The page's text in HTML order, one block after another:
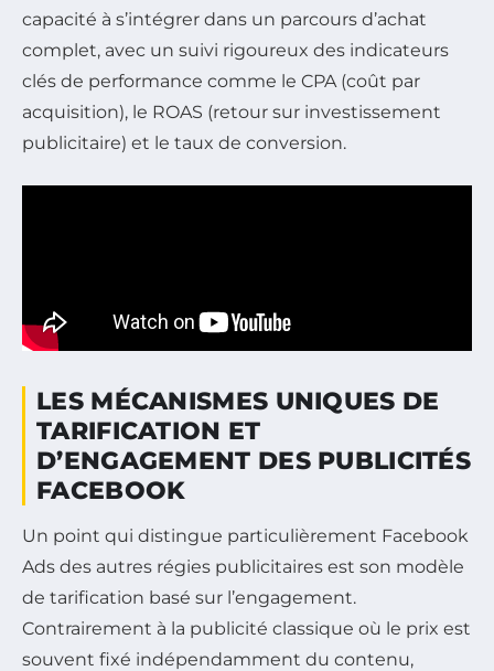
capacité à s’intégrer dans un parcours d’achat
complet, avec un suivi rigoureux des indicateurs
clés de performance comme le CPA (coût par
acquisition), le ROAS (retour sur investissement
publicitaire) et le taux de conversion.
LES MÉCANISMES UNIQUES DE
TARIFICATION ET
D’ENGAGEMENT DES PUBLICITÉS
FACEBOOK
Un point qui distingue particulièrement Facebook
Ads des autres régies publicitaires est son modèle
de tarification basé sur l’engagement.
Contrairement à la publicité classique où le prix est
souvent fixé indépendamment du contenu,